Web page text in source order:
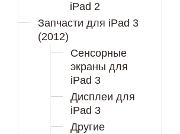
iPad 2
Запчасти для iPad 3
(2012)
Сенсорные
экраны для
iPad 3
Дисплеи для
iPad 3
Другие